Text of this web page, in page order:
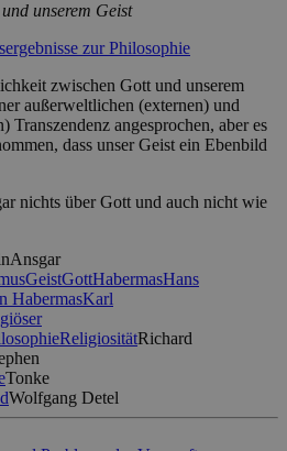
unserem Geist
zur Philosophie
zwischen Gott und unserem
außerweltlichen (externen) und
Transzendenz angesprochen, aber es
dass unser Geist ein Ebenbild
nichts über Gott und auch nicht wie
Ansgar
GeistGottHabermasHans
HabermasKarl
ReligiositätRichard
Tonke
Wolfgang Detel